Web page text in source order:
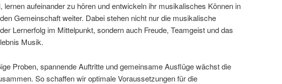
lernen aufeinander zu hören und entwickeln ihr musikalisches Können in
Gemeinschaft weiter. Dabei stehen nicht nur die musikalische
Lernerfolg im Mittelpunkt, sondern auch Freude, Teamgeist und das
Musik.
Proben, spannende Auftritte und gemeinsame Ausflüge wächst die
So schaffen wir optimale Voraussetzungen für die